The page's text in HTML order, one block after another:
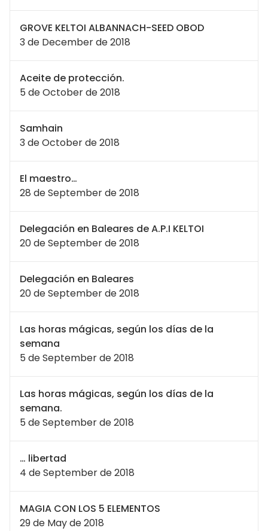
GROVE KELTOI ALBANNACH-SEED OBOD
3 de December de 2018
Aceite de protección.
5 de October de 2018
Samhain
3 de October de 2018
El maestro…
28 de September de 2018
Delegación en Baleares de A.P.I KELTOI
20 de September de 2018
Delegación en Baleares
20 de September de 2018
Las horas mágicas, según los días de la
semana
5 de September de 2018
Las horas mágicas, según los días de la
semana.
5 de September de 2018
… libertad
4 de September de 2018
MAGIA CON LOS 5 ELEMENTOS
29 de May de 2018